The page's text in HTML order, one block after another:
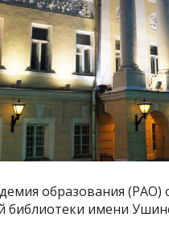
образования
библиотеки имени